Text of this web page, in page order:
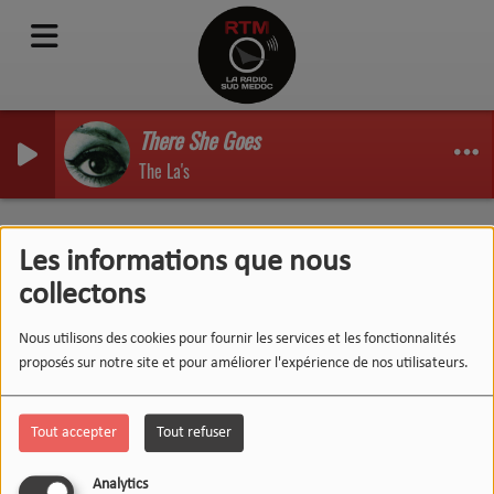
Les informations que nous
collectons
Nous utilisons des cookies pour fournir les services et les fonctionnalités
proposés sur notre site et pour améliorer l'expérience de nos utilisateurs.
Tout accepter Tout refuser
Analytics
There She Goes
The La's
Mille et une vies - Emission
du 22/05/20